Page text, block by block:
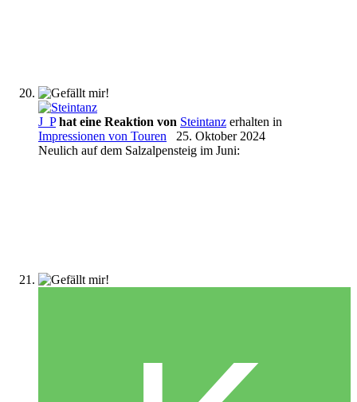
J_P hat eine Reaktion von Steintanz erhalten in
Impressionen von Touren
25. Oktober 2024
Neulich auf dem Salzalpensteig im Juni: